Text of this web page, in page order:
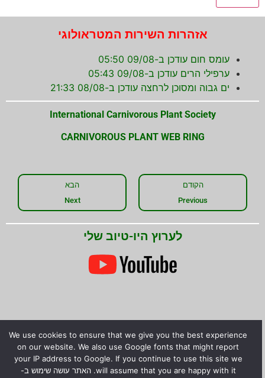
אזהרות השירות המטראולוגי
עומס חום עודכן ב-09/08 05:50
ערפילי הרים עודכן ב-09/08 05:43
ים גבוה ומסוכן לרחצה עודכן ב-08/08 21:33
International Carnivorous Plant Society
CARNIVOROUS PLANT WEB RING
הקודם
Previous
הבא
Next
לערוץ היו-טיוב שלי
שתפו את המידע!
We use cookies to ensure that we give you the best experience
on our website. We also use Google fonts that might report
your IP address to Google. If you continue to use this site we
will assume that you are happy with it. האתר עושה שימוש ב-